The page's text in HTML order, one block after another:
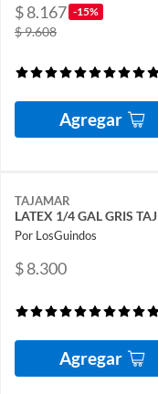
$ 8.167 -15%
$ 9.608
Agregar
TAJAMAR
LATEX 1/4 GAL GRIS TAJ
Por LosGuindos
$ 8.300
Agregar